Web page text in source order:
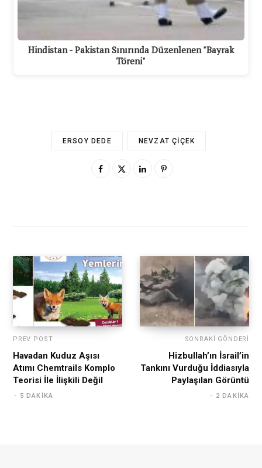
Hindistan - Pakistan Sınırında Düzenlenen "Bayrak
Töreni"
ERSOY DEDE NEVZAT ÇIÇEK
PREV POST
Havadan Kuduz Aşısı
Atımı Chemtrails Komplo
Teorisi İle İlişkili Değil
5 DAKIKA
SONRAKI GÖNDERI
Hizbullah’ın İsrail’in
Tankını Vurduğu İddiasıyla
Paylaşılan Görüntü
2 DAKIKA